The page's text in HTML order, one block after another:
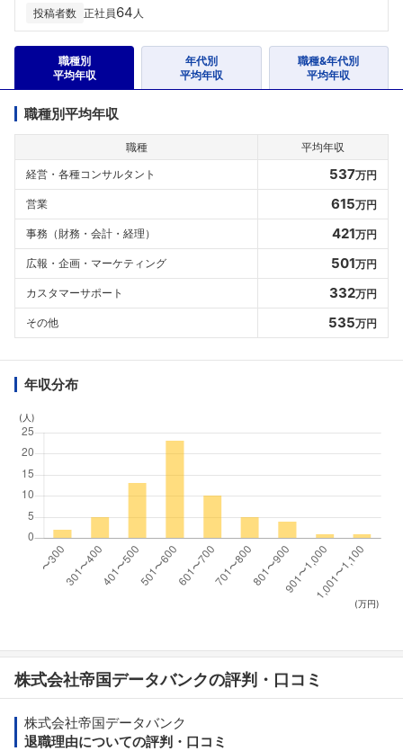
投稿者数 正社員64 人
職種別
平均年収
年代別
平均年収
職種&年代別
平均年収
職種別平均年収
職種
平均年収
経営・各種コンサルタント
537万円
営業 615万円
事務（財務・会計・経理） 421万円
広報・企画・マーケティング 501万円
カスタマーサポート 332万円
その他 535万円
年収分布
(人)
(万円)
株式会社帝国データバンクの評判・口コミ
株式会社帝国データバンク
退職理由についての評判・口コミ